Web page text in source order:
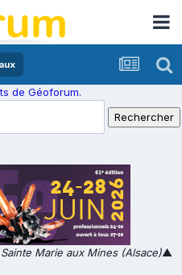
de Géoforum.
Marie aux Mines (Alsace)▲